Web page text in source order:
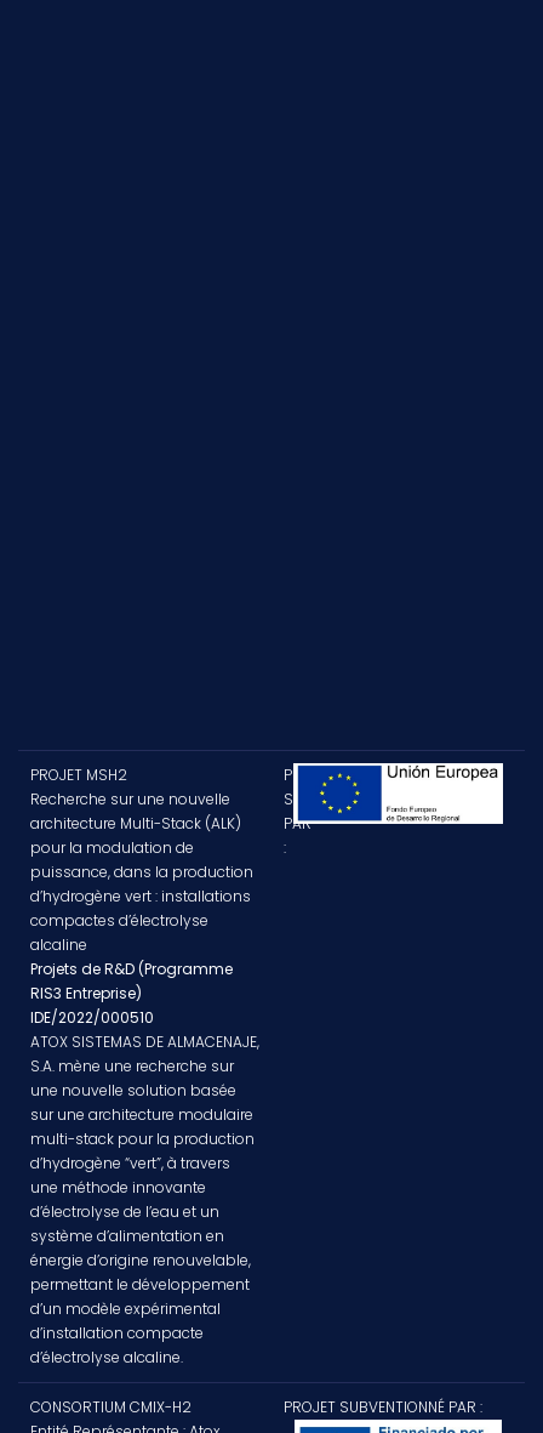
PROJET MSH2
Recherche sur une nouvelle
architecture Multi-Stack (ALK)
pour la modulation de
puissance, dans la production
d’hydrogène vert : installations
compactes d’électrolyse
alcaline
Projets de R&D (Programme
RIS3 Entreprise)
IDE/2022/000510
ATOX SISTEMAS DE ALMACENAJE,
S.A. mène une recherche sur
une nouvelle solution basée
sur une architecture modulaire
multi-stack pour la production
d’hydrogène “vert”, à travers
une méthode innovante
d’électrolyse de l’eau et un
système d’alimentation en
énergie d’origine renouvelable,
permettant le développement
d’un modèle expérimental
d’installation compacte
d’électrolyse alcaline.
PROJET
SUBVENTIONNÉ
PAR
:
CONSORTIUM CMIX-H2
PROJET SUBVENTIONNÉ PAR :